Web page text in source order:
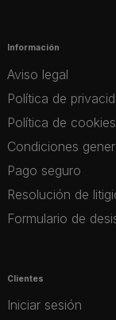
Información
Aviso legal
Política de
Política de cookies
Condiciones
Pago seguro
Resolución de
Formulario de
Clientes
Iniciar sesión